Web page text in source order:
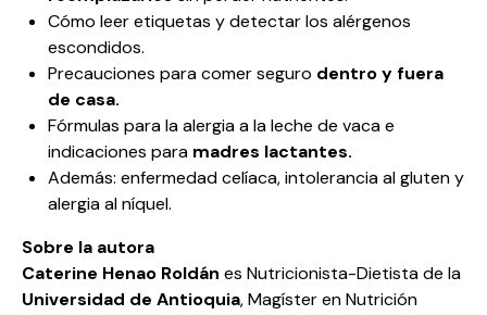
Cómo leer etiquetas y detectar los alérgenos
escondidos.
Precauciones para comer seguro dentro y fuera
de casa.
Fórmulas para la alergia a la leche de vaca e
indicaciones para madres lactantes.
Además: enfermedad celíaca, intolerancia al gluten y
alergia al níquel.
Sobre la autora
Caterine Henao Roldán es Nutricionista-Dietista de la
Universidad de Antioquia, Magíster en Nutrición